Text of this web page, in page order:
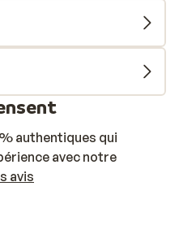
le soleil espagnol.
de la piscine et
dans un confortable
un en-cas au
au snack-bar. Les
dans des tons
Music Bar & Rooftop,
cocktails et
soirs de la semaine.
authentiques qui
avec notre
avis